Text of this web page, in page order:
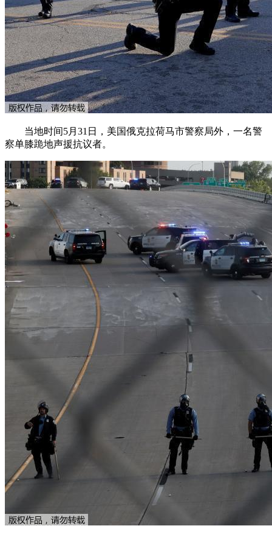
当地时间5月31日，美国俄克拉荷马市警察局外，一名警
察单膝跪地声援抗议者。